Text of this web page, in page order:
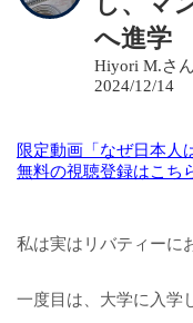
へ進学
Hiyori M.さ
2024/12/14
限定動画「なぜ日本人
無料の視聴登録はこち
私は実はリバティーに
一度目は、大学に入学